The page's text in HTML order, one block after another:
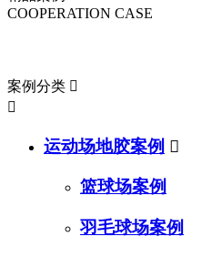
COOPERATION CASE
案例分类 

运动场地胶案例 
篮球场案例
羽毛球场案例